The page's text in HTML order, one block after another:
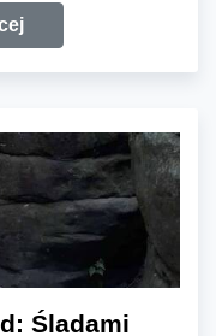
Śladami